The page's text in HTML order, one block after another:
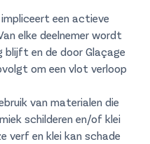
een actieve
elke deelnemer wordt
en de door Glaçage
om een vlot verloop
van materialen die
schilderen en/of klei
verf en klei kan schade